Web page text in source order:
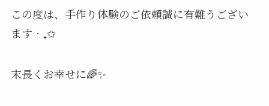
この度は、手作り体験のご依頼誠に有難うござい
ます‧₊✩
末長くお幸せに🌈✨